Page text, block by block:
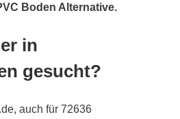
Boden Alternative.
in
gesucht?
auch für 72636